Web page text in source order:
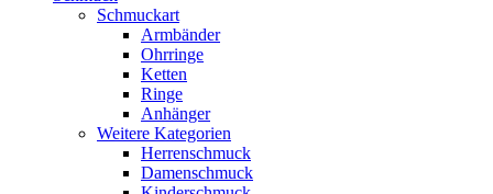
Schmuckart
Armbänder
Ohrringe
Ketten
Ringe
Anhänger
Weitere Kategorien
Herrenschmuck
Damenschmuck